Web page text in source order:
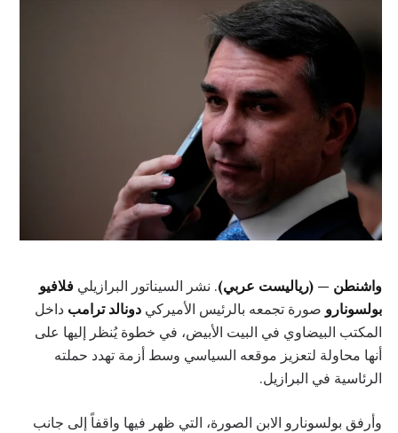
واشنطن — (رياليست عربي). نشر السيناتور البرازيلي فلافيو
بولسونارو صورة تجمعه بالرئيس الأميركي دونالد ترامب داخل
المكتب البيضاوي في البيت الأبيض، في خطوة يُنظر إليها على
أنها محاولة لتعزيز موقعه السياسي وسط أزمة تهدد حملته
الرئاسية في البرازيل.
وأرفق بولسونارو الابن الصورة، التي ظهر فيها واقفاً إلى جانب